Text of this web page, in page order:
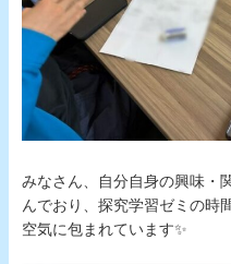
みなさん、自分自身の興味・
んでおり、探究学習ゼミの時
空気に包まれています✨